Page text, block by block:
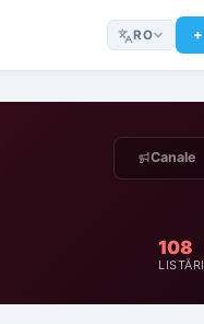
RO
Canale
108
LISTĂRI